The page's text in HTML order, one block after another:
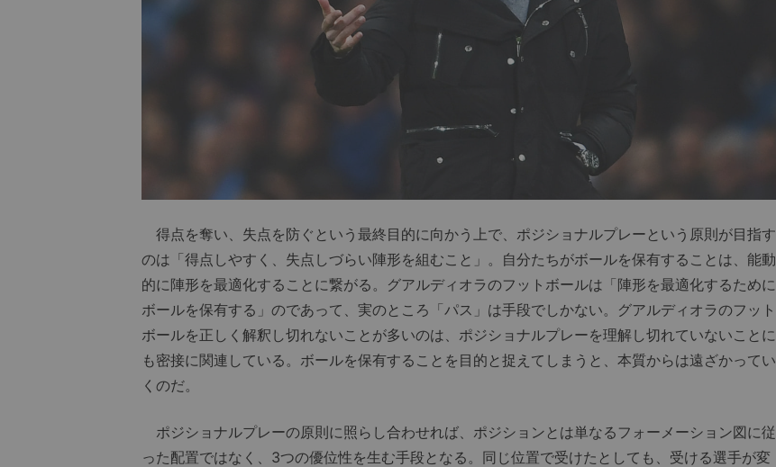
得点を奪い、失点を防ぐという最終目的に向かう上で、ポジショナルプレーという原則が目指す
のは「得点しやすく、失点しづらい陣形を組むこと」。自分たちがボールを保有することは、能動
的に陣形を最適化することに繋がる。グアルディオラのフットボールは「陣形を最適化するために
ボールを保有する」のであって、実のところ「パス」は手段でしかない。グアルディオラのフット
ボールを正しく解釈し切れないことが多いのは、ポジショナルプレーを理解し切れていないことに
も密接に関連している。ボールを保有することを目的と捉えてしまうと、本質からは遠ざかってい
くのだ。
ポジショナルプレーの原則に照らし合わせれば、ポジションとは単なるフォーメーション図に従
った配置ではなく、3つの優位性を生む手段となる。同じ位置で受けたとしても、受ける選手が変